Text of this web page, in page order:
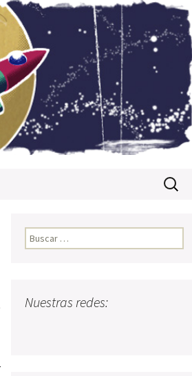
Buscar:
Buscar:
Nuestras redes: